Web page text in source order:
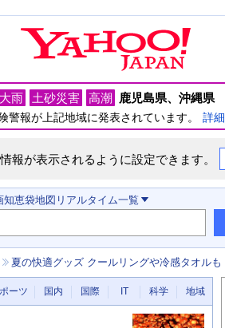
大雨 土砂災害 高潮 鹿児島県 沖縄県
警報が上記地域に発表されています。 詳細
報が表示されるように設定できます。
知恵袋地図 リアルタイム一覧
夏の快適グッズ クールリングや冷感タオルも
ーツ 国内 国際 IT 科学 地域